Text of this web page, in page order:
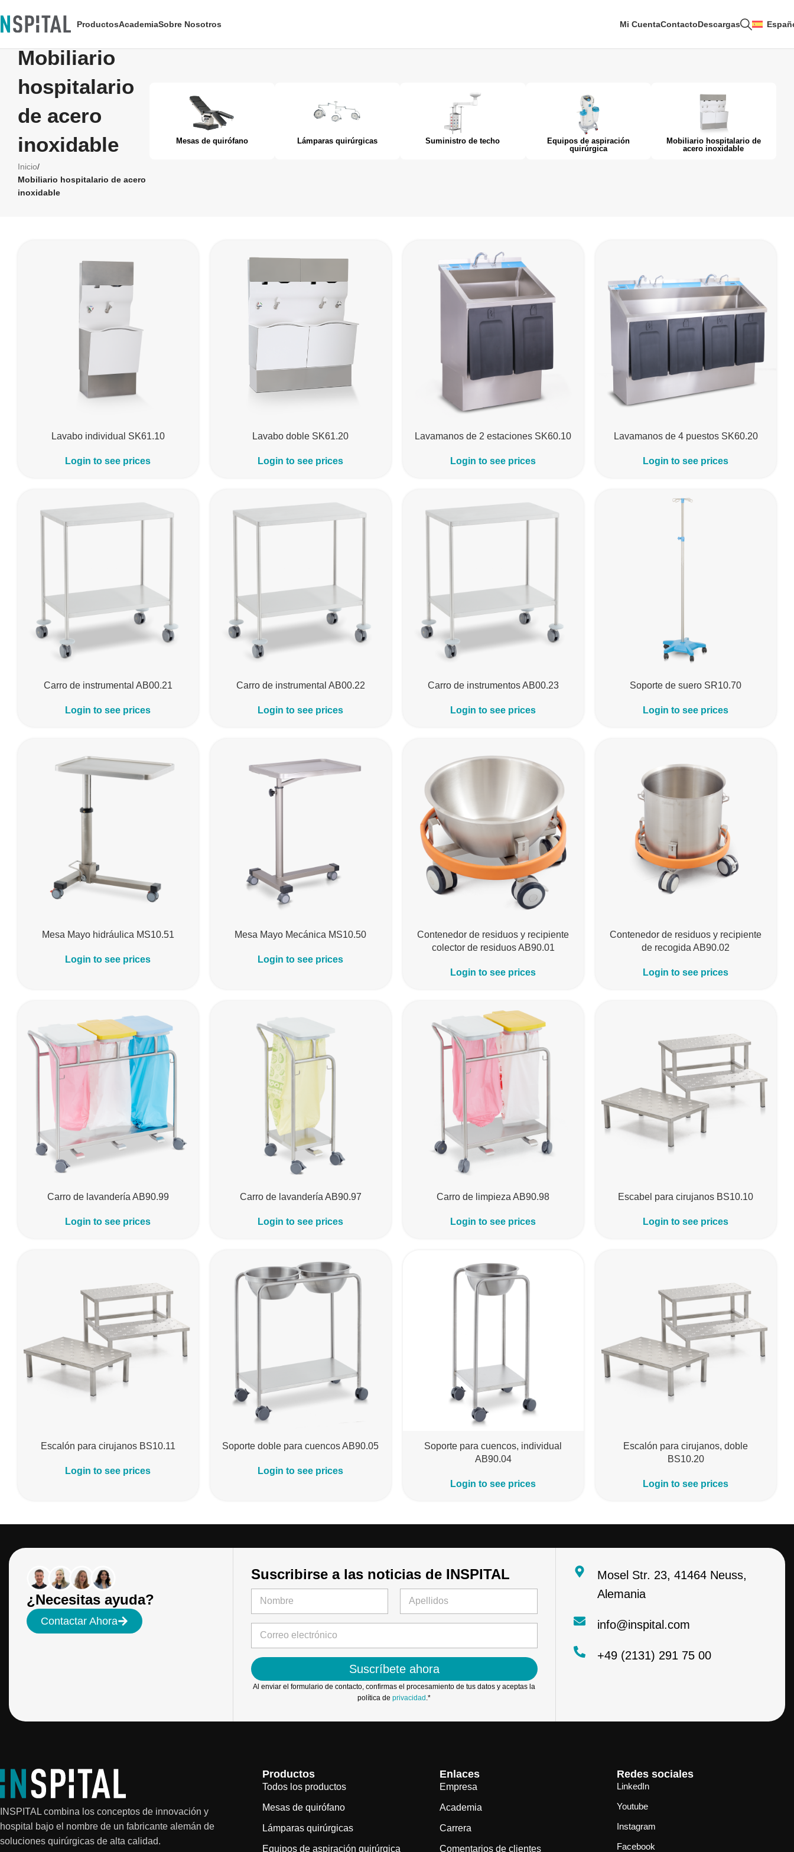
ProductosAcademiaSobre Nosotros Mi CuentaContactoDescargas
Mobiliario
hospitalario
de acero
inoxidable
Inicio/
Mobiliario hospitalario de acero
inoxidable
Mesas de quirófano Lámparas quirúrgicas Suministro de techo
Equipos de aspiración
quirúrgica
Mobiliario hospitalario de
acero inoxidable
Lavabo individual SK61.10
Login to see prices
Lavabo doble SK61.20
Login to see prices
Lavamanos de 2 estaciones SK60.10
Login to see prices
Lavamanos de 4 puestos SK60.20
Login to see prices
Carro de instrumental AB00.21
Login to see prices
Carro de instrumental AB00.22
Login to see prices
Carro de instrumentos AB00.23
Login to see prices
Soporte de suero SR10.70
Login to see prices
Mesa Mayo hidráulica MS10.51
Login to see prices
Mesa Mayo Mecánica MS10.50
Login to see prices
Contenedor de residuos y recipiente
colector de residuos AB90.01
Login to see prices
Contenedor de residuos y recipiente
de recogida AB90.02
Login to see prices
Carro de lavandería AB90.99
Login to see prices
Carro de lavandería AB90.97
Login to see prices
Carro de limpieza AB90.98
Login to see prices
Escabel para cirujanos BS10.10
Login to see prices
Escalón para cirujanos BS10.11
Login to see prices
Soporte doble para cuencos AB90.05
Login to see prices
Soporte para cuencos, individual
AB90.04
Login to see prices
Escalón para cirujanos, doble
BS10.20
Login to see prices
¿Necesitas ayuda?
Contactar Ahora
Suscribirse a las noticias de INSPITAL
m
e
*
r
r
e
o
Suscríbete ahora
Al enviar el formulario de contacto, confirmas el procesamiento de tus datos y aceptas la
política deprivacidad .*
Mosel Str. 23, 41464 Neuss,
Alemania
info@inspital.com
+49 (2131) 291 75 00
INSPITAL combina los conceptos de innovación y
hospital bajo el nombre de un fabricante alemán de
soluciones quirúrgicas de alta calidad.
Productos
Todos los productos
Mesas de quirófano
Lámparas quirúrgicas
Equipos de aspiración quirúrgica
Enlaces
Empresa
Academia
Carrera
Comentarios de clientes
Redes sociales
LinkedIn
Youtube
Instagram
Facebook